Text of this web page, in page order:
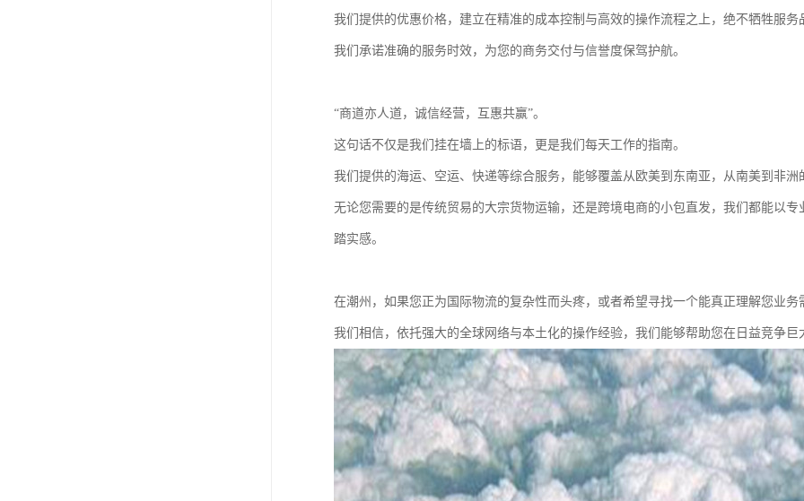
我们提供的优惠价格，建立在精准的成本控制与高效的操作流程之上，绝不牺牲服务
我们承诺准确的服务时效，为您的商务交付与信誉度保驾护航。
“商道亦人道，诚信经营，互惠共赢”。
这句话不仅是我们挂在墙上的标语，更是我们每天工作的指南。
我们提供的海运、空运、快递等综合服务，能够覆盖从欧美到东南亚，从南美到非洲
无论您需要的是传统贸易的大宗货物运输，还是跨境电商的小包直发，我们都能以
踏实感。
在潮州，如果您正为国际物流的复杂性而头疼，或者希望寻找一个能真正理解您业
我们相信，依托强大的全球网络与本土化的操作经验，我们能够帮助您在日益竞争